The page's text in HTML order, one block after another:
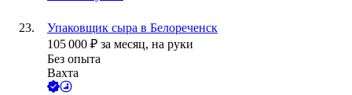
Упаковщик сыра в Белореченск
105 000 ₽ за месяц, на руки
Без опыта
Вахта